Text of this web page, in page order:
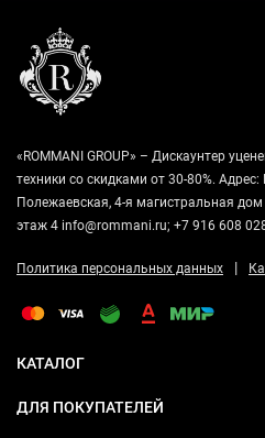
«ROMMANI GROUP» – Дискаунтер
техники со скидками от 30-80%.
Полежаевская, 4-я магистральная дом
этаж 4 info@rommani.ru; +7 916 608
Политика персональных данных |
КАТАЛОГ
ДЛЯ ПОКУПАТЕЛЕЙ